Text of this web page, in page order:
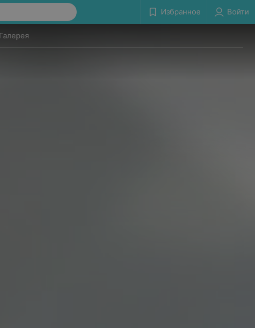
Избранное Войти
Галерея